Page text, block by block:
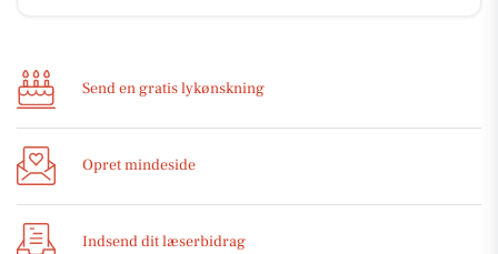
Send en gratis lykønskning
Opret mindeside
Indsend dit læserbidrag